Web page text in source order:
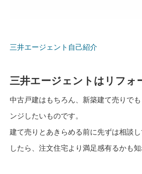
三井エージェント自己紹介
三井エージェントはリフォ
中古戸建はもちろん、新築建て売りで
ンジしたいものです。
建て売りとあきらめる前に先ずは相談
したら、注文住宅より満足感有るかも知